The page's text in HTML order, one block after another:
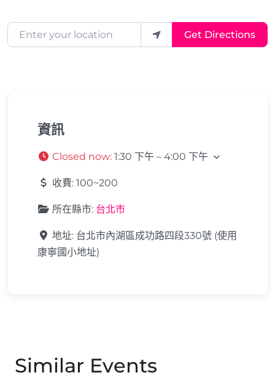
Enter your location Get Directions
資訊
Closed now: 1:30 下午 – 4:00 下午
收費: 100~200
所在縣市: 台北市
地址: 台北市內湖區成功路四段330號 (使用
康寧國小地址)
Similar Events